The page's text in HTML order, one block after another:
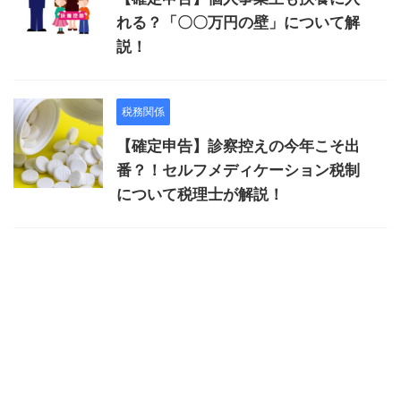
れる？「〇〇万円の壁」について解
説！
税務関係
【確定申告】診察控えの今年こそ出
番？！セルフメディケーション税制
について税理士が解説！